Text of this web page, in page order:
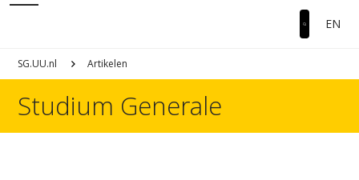
EN
SG.UU.nl Artikelen
Studium Generale